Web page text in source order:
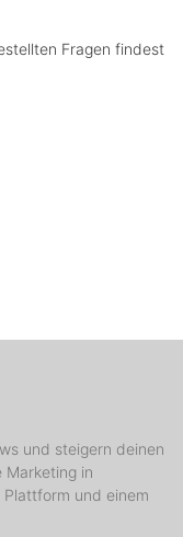
Fragen findest
und steigern deinen
Marketing in
und einem